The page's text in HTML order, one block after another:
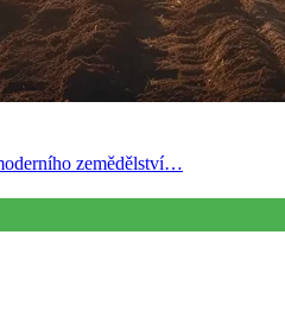
zemědělství…